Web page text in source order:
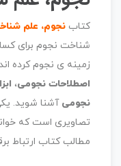
کتاب نجوم، علم
شناخت نجوم برای
زمینه ی نجوم کرده
اصطلاحات نجومی،
نجومی آشنا شوید.
تصاویری است که
مطالب کتاب ارتباط